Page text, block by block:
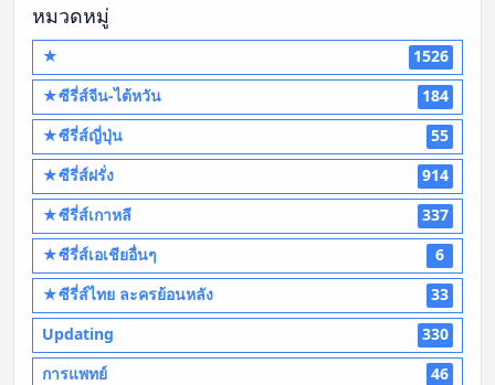
หมวดหมู่
★
1526
★ซีรี่ส์จีน-ไต้หวัน
184
★ซีรี่ส์ญี่ปุ่น
55
★ซีรี่ส์ฝรั่ง
914
★ซีรี่ส์เกาหลี
337
★ซีรี่ส์เอเชียอื่นๆ
6
★ซีรี่ส์ไทย ละครย้อนหลัง
33
Updating
330
การแพทย์
46